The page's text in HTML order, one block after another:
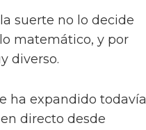
suerte no lo decide
matemático, y por
diverso.
ha expandido todavía
directo desde